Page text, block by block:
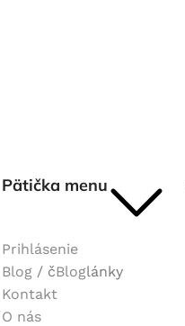
Pätička menu
Prihlásenie
Blog / čBloglánky
Kontakt
O nás